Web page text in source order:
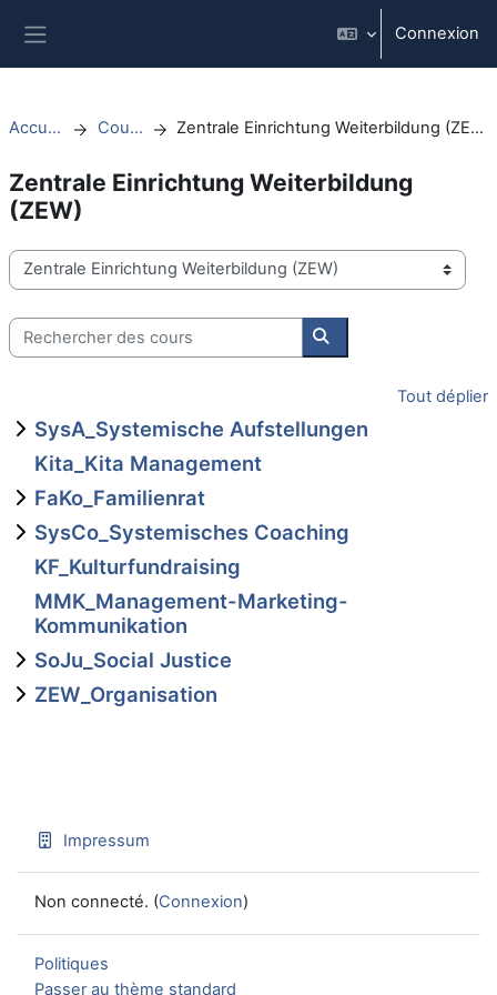
Connexion
Accueil Cours Zentrale Einrichtung Weiterbildung (ZEW)
Zentrale Einrichtung Weiterbildung
(ZEW)
Catégories de cours
Rechercher des cours
Rechercher des cours
Tout déplier
SysA_Systemische Aufstellungen
Kita_Kita Management
FaKo_Familienrat
SysCo_Systemisches Coaching
KF_Kulturfundraising
MMK_Management-Marketing-
Kommunikation
SoJu_Social Justice
ZEW_Organisation
Impressum
Non connecté. (Connexion)
Politiques
Passer au thème standard